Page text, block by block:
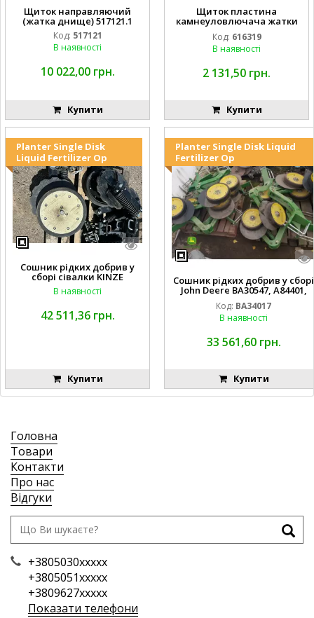
Щиток направляючий
(жатка днище) 517121.1
Код: 517121
В наявності
10 022,00 грн.
Купити
Щиток пластина
камнеуловлючача жатки
FLEX CAT CLAAS
Код: 616319
В наявності
2 131,50 грн.
Купити
Planter Single Disk
Liquid Fertilizer Op
Сошник рідких добрив у
сборі сівалки KINZE
В наявності
42 511,36 грн.
Купити
Planter Single Disk Liquid
Fertilizer Op
Сошник рідких добрив у сборі
John Deere BA30547, A84401,
AA65563, AA65562, A82739,
A82743, AA56092, A72503,
A72504,
68, H137235, A72358, AA65564, A
A65566, A49917, A49918,
Код: BA34017
В наявності
33 561,60 грн.
Купити
Головна
Товари
Контакти
Про нас
Відгуки
+3805030xxxxx
+3805051xxxxx
+3809627xxxxx
Показати телефони